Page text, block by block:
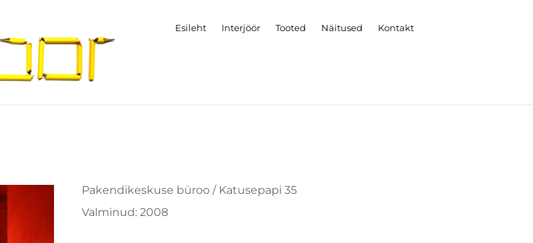
Esileht Interjöör Tooted Näitused Kontakt
Pakendikeskuse büroo / Katusepapi 35
Valminud: 2008